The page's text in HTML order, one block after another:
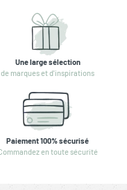
Une large sélection
de marques et d'inspirations
Paiement 100% sécurisé
en toute sécurité